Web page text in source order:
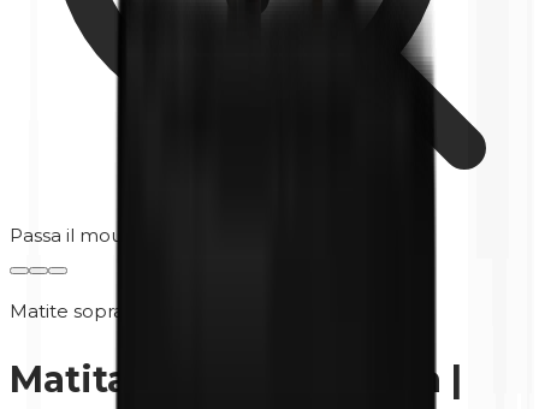
Passa il mouse per ingrandire
Matite sopracciglia
Matita per sopracciglia |